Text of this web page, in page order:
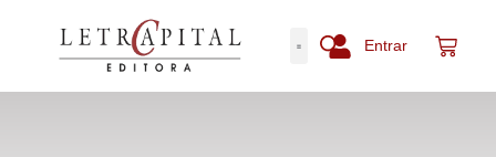
Entrar